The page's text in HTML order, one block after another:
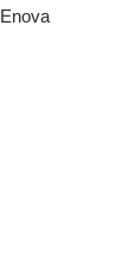
Enova